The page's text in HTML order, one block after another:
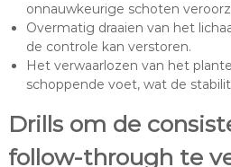
onnauwkeurige schoten
Overmatig draaien van het
de controle kan verstoren.
Het verwaarlozen van het
schoppende voet, wat de
Drills om de
follow-through te